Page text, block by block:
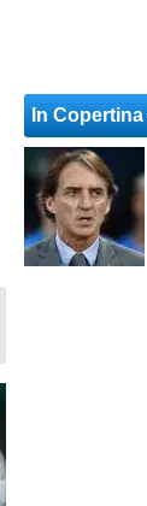
In Copertina